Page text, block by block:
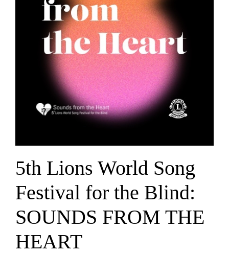
5th Lions World Song
Festival for the Blind:
SOUNDS FROM THE
HEART